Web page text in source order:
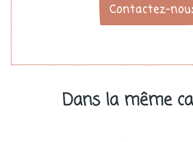
Contactez-
Dans la même